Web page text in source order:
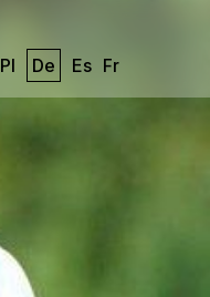
Pl De Es Fr